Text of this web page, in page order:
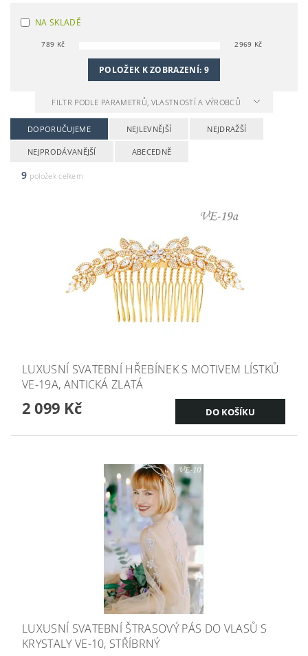
NA SKLADĚ
789 Kč 2969 Kč
POLOŽEK K ZOBRAZENÍ: 9
FILTR PODLE PARAMETRŮ, VLASTNOSTÍ A VÝROBCŮ
DOPORUČUJEME NEJLEVNĚJŠÍ NEJDRAŽŠÍ
NEJPRODÁVANĚJŠÍ ABECEDNĚ
9 položek celkem
LUXUSNÍ SVATEBNÍ HŘEBÍNEK S MOTIVEM LÍSTKŮ
VE-19A, ANTICKÁ ZLATÁ
2 099 Kč
LUXUSNÍ SVATEBNÍ ŠTRASOVÝ PÁS DO VLASŮ S
KRYSTALY VE-10, STŘÍBRNÝ